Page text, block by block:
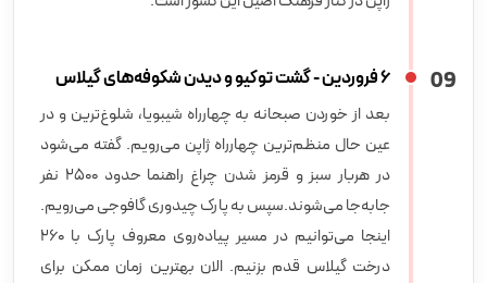
09 6 فروردین - گشت توکیو و دیدن شکوفه‌های گیلاس
بعد از خوردن صبحانه به چهارراه شیبویا، شلوغ‌ترین و در
عین حال منظم‌ترین چهارراه ژاپن می‌رویم. گفته می‌شود
در هربار سبز و قرمز شدن چراغ راهنما حدود 2500 نفر
جابه‌جا می‌شوند.سپس به پارک چیدوری گافوجی می‌رویم.
اینجا می‌توانیم در مسیر پیاده‌روی معروف پارک با 260
درخت گیلاس قدم بزنیم. الان بهترین زمان ممکن برای